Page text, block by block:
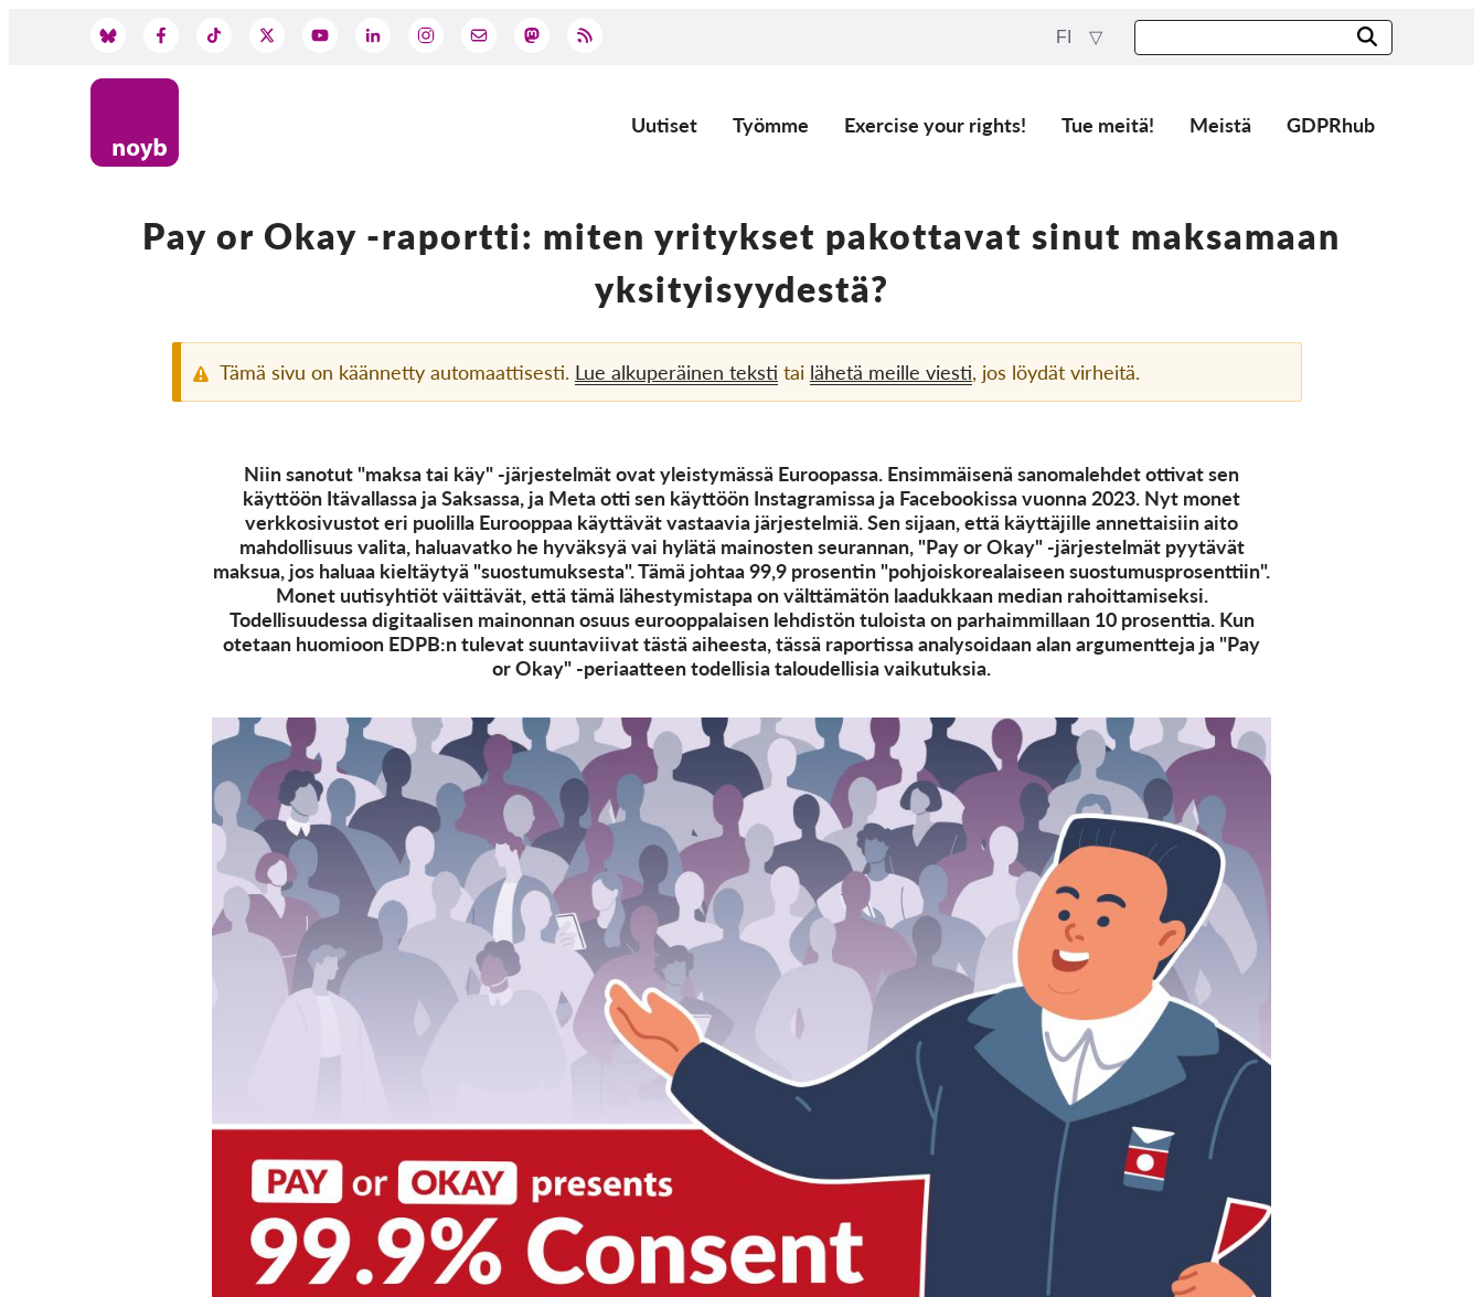
FI
Main
Uutiset Työmme Exercise your rights! Tue meitä! Meistä GDPRhub
Pay or Okay -raportti: miten yritykset pakottavat sinut maksamaan
yksityisyydestä?
Tämä sivu on käännetty automaattisesti. Lue alkuperäinen teksti tai lähetä meille viesti, jos löydät virheitä.
Niin sanotut "maksa tai käy" -järjestelmät ovat yleistymässä Euroopassa. Ensimmäisenä sanomalehdet ottivat sen
käyttöön Itävallassa ja Saksassa, ja Meta otti sen käyttöön Instagramissa ja Facebookissa vuonna 2023. Nyt monet
verkkosivustot eri puolilla Eurooppaa käyttävät vastaavia järjestelmiä. Sen sijaan, että käyttäjille annettaisiin aito
mahdollisuus valita, haluavatko he hyväksyä vai hylätä mainosten seurannan, "Pay or Okay" -järjestelmät pyytävät
maksua, jos haluaa kieltäytyä "suostumuksesta". Tämä johtaa 99,9 prosentin "pohjoiskorealaiseen suostumusprosenttiin".
Monet uutisyhtiöt väittävät, että tämä lähestymistapa on välttämätön laadukkaan median rahoittamiseksi.
Todellisuudessa digitaalisen mainonnan osuus eurooppalaisen lehdistön tuloista on parhaimmillaan 10 prosenttia. Kun
otetaan huomioon EDPB:n tulevat suuntaviivat tästä aiheesta, tässä raportissa analysoidaan alan argumentteja ja "Pay
or Okay" -periaatteen todellisia taloudellisia vaikutuksia.